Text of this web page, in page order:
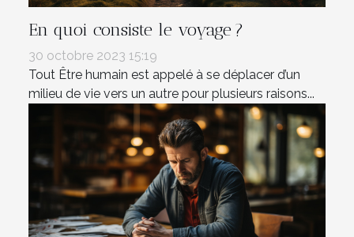
En quoi consiste le voyage ?
30 octobre 2023 15:19
Tout Être humain est appelé à se déplacer d’un
milieu de vie vers un autre pour plusieurs raisons...